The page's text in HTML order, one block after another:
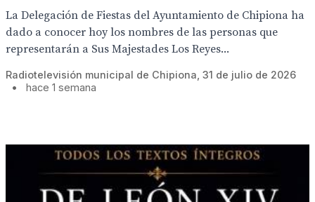
La Delegación de Fiestas del Ayuntamiento de Chipiona ha
dado a conocer hoy los nombres de las personas que
representarán a Sus Majestades Los Reyes...
Radiotelevisión municipal de Chipiona, 31 de julio de 2026
•
hace 1 semana